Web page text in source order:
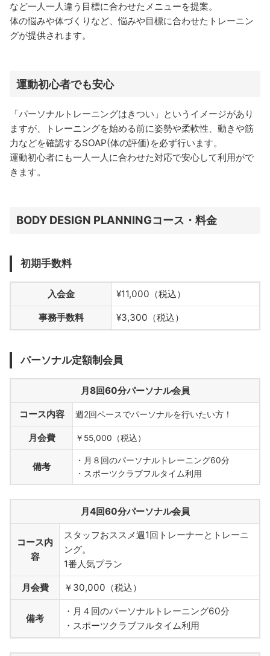
など一人一人違う目標に合わせたメニューを提案。
体の悩みや体づくりなど、悩みや目標に合わせたトレーニン
グが提供されます。
運動初心者でも安心
「パーソナルトレーニングはきつい」というイメージがあり
ますが、トレーニングを始める前に姿勢や柔軟性、動きや筋
力などを確認するSOAP(体の評価)を必ず行います。
運動初心者にも一人一人に合わせた対応で安心して利用がで
きます。
BODY DESIGN PLANNINGコース・料金
初期手数料
入会金 ¥11,000（税込）
事務手数料 ¥3,300（税込）
パーソナル定額制会員
月8回60分パーソナル会員
コース内容 週2回ペースでパーソナルを行いたい方！
月会費 ￥55,000（税込）
備考
・月８回のパーソナルトレーニング60分
・スポーツクラブフルタイム利用
月4回60分パーソナル会員
コース内
容
スタッフおススメ週1回トレーナーとトレーニ
ング。
1番人気プラン
月会費 ￥30,000（税込）
備考
・月４回のパーソナルトレーニング60分
・スポーツクラブフルタイム利用